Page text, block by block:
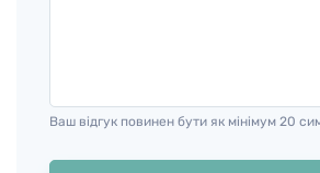
Ваш відгук повинен бути як мінімум 20